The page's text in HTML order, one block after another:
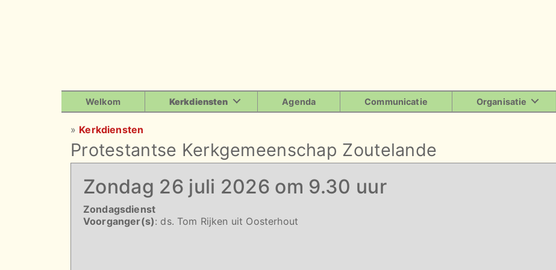
Welkom Kerkdiensten Agenda Communicatie Organisatie
» Kerkdiensten
Protestantse Kerkgemeenschap Zoutelande
Zondag 26 juli 2026 om 9.30 uur
Zondagsdienst
Voorganger(s): ds. Tom Rijken uit Oosterhout